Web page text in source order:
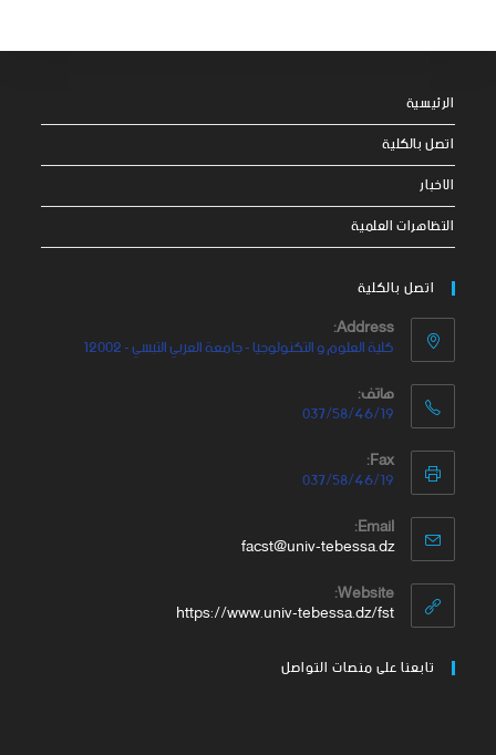
الرئيسية
اتصل بالكلية
الاخبار
التظاهرات العلمية
اتصل بالكلية
Address:
كلية العلوم و التكنولوجيا - جامعة العربي التبسي - 12002
هاتف:
037/58/46/19
Fax:
037/58/46/19
Email:
facst@univ-tebessa.dz
Website:
https://www.univ-tebessa.dz/fst
تابعنا على منصات التواصل